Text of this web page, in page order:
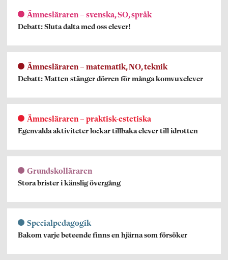
Ämnesläraren – svenska, SO, språk
Debatt: Sluta dalta med oss elever!
Ämnesläraren – matematik, NO, teknik
Debatt: Matten stänger dörren för många komvuxelever
Ämnesläraren – praktisk-estetiska
Egenvalda aktiviteter lockar tillbaka elever till idrotten
Grundskolläraren
Stora brister i känslig övergång
Specialpedagogik
Bakom varje beteende finns en hjärna som försöker